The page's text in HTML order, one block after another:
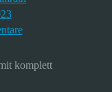
zu
Meine
Stomversorgung
für
komplett